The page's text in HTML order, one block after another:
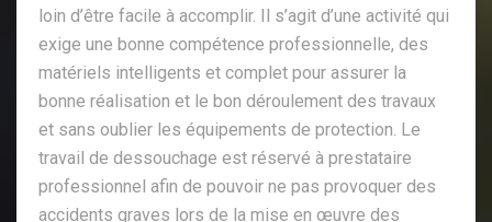
loin d’être facile à accomplir. Il s’agit d’une activité qui
exige une bonne compétence professionnelle, des
matériels intelligents et complet pour assurer la
bonne réalisation et le bon déroulement des travaux
et sans oublier les équipements de protection. Le
travail de dessouchage est réservé à prestataire
professionnel afin de pouvoir ne pas provoquer des
accidents graves lors de la mise en œuvre des